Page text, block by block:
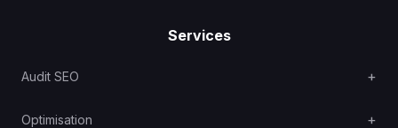
Services
Audit SEO
Optimisation